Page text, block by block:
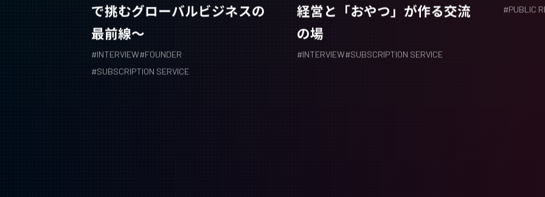
で挑むグローバルビジネスの
最前線〜
#INTERVIEW#FOUNDER
#SUBSCRIPTION SERVICE
経営と「おやつ」が作る交流
の場
#INTERVIEW#SUBSCRIPTION SERVICE
#PUBLIC